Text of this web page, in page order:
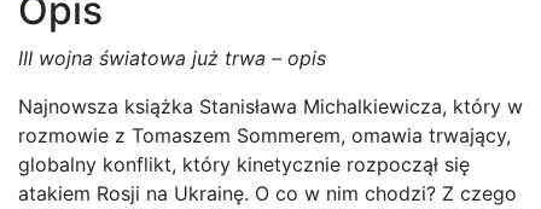
Sommer
Opis
III wojna światowa już trwa – opis
Najnowsza książka Stanisława Michalkiewicza, który w
rozmowie z Tomaszem Sommerem, omawia trwający,
globalny konflikt, który kinetycznie rozpoczął się
atakiem Rosji na Ukrainę. O co w nim chodzi? Z czego